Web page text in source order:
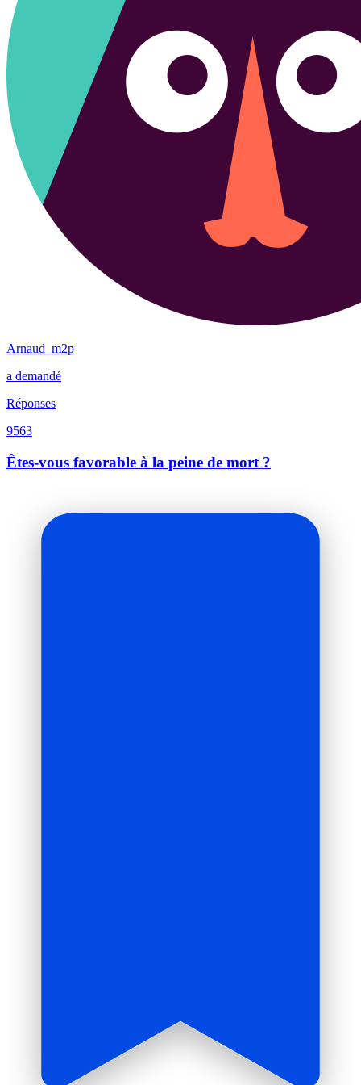
Arnaud_m2p
a demandé
Réponses
9563
Êtes-vous favorable à la peine de mort ?